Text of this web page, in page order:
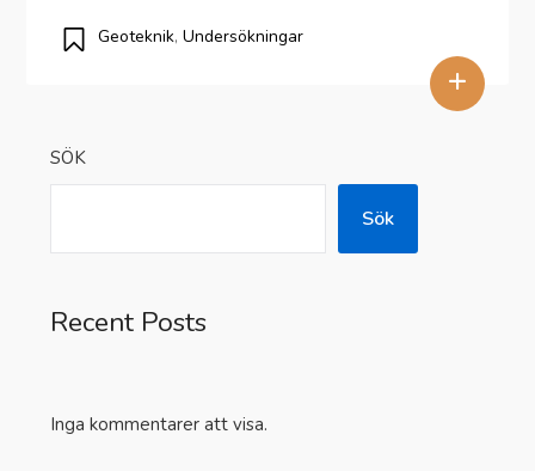
+
Geoteknik,Undersökningar
SÖK
Sök
Recent Posts
Inga kommentarer att visa.